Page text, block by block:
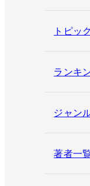
トピッ
ランキ
ジャン
著者一